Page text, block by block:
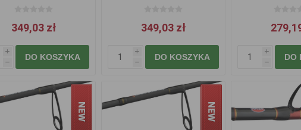
349,03 zł
i
h
DO KOSZYKA
349,03 zł
i
h
DO KOSZYKA
i
h
DO